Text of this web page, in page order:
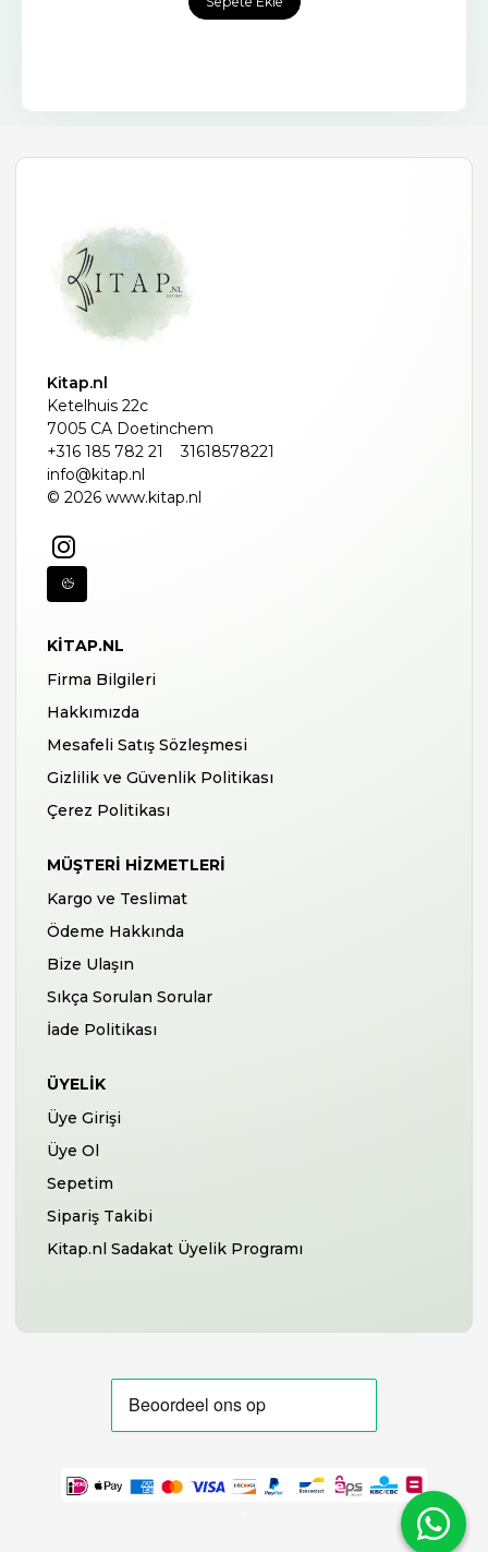
Kitap.nl
Ketelhuis 22c
7005 CA Doetinchem
+316 185 782 21
31618578221
info@kitap.nl
© 2026 www.kitap.nl
KITAP.NL
Firma Bilgileri
Hakkımızda
Mesafeli Satış Sözleşmesi
Gizlilik ve Güvenlik Politikası
Çerez Politikası
MÜŞTERI HIZMETLERI
Kargo ve Teslimat
Ödeme Hakkında
Bize Ulaşın
Sıkça Sorulan Sorular
İade Politikası
ÜYELIK
Üye Girişi
Üye Ol
Sepetim
Sipariş Takibi
Kitap.nl Sadakat Üyelik Programı